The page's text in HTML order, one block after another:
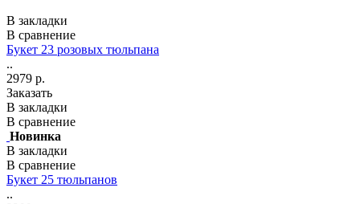
В закладки
В сравнение
Букет 23 розовых тюльпана
..
2979 р.
Заказать
В закладки
В сравнение
Новинка
В закладки
В сравнение
Букет 25 тюльпанов
..